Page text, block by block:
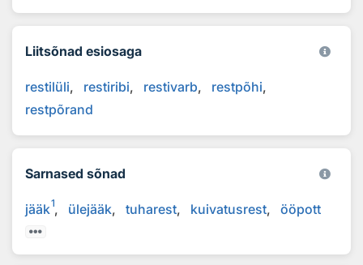
Liitsõnad esiosaga
restilüli restiribi restivarb
restpõhi
restpõrand
Sarnased sõnad
jääk1 ülejääk tuharest kuivatusrest ööpott